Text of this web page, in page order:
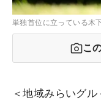
単独首位に立っている木
こ
＜地域みらいグ